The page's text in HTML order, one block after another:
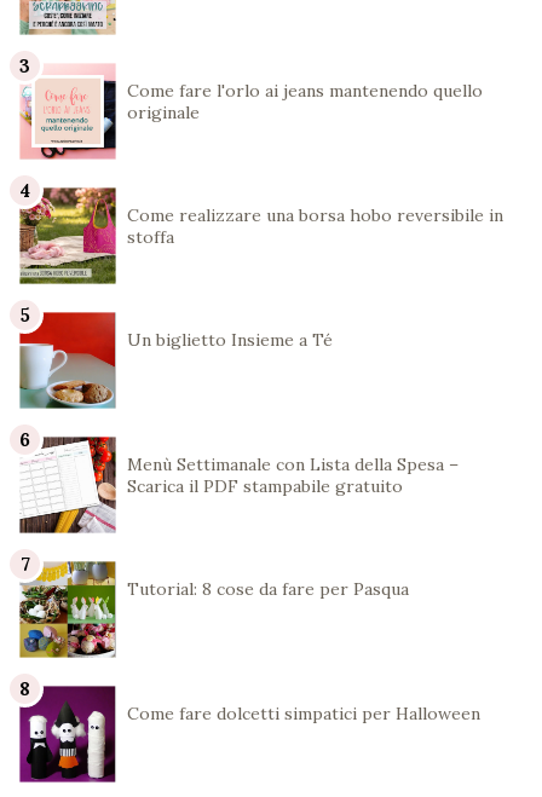
Come fare l'orlo ai jeans mantenendo quello
originale
Come realizzare una borsa hobo reversibile in
stoffa
Un biglietto Insieme a Té
Menù Settimanale con Lista della Spesa –
Scarica il PDF stampabile gratuito
Tutorial: 8 cose da fare per Pasqua
Come fare dolcetti simpatici per Halloween